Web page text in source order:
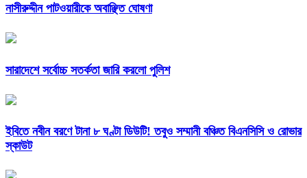
নাসীরুদ্দীন পাটওয়ারীকে অবাঞ্ছিত ঘোষণা
সারাদেশে সর্বোচ্চ সতর্কতা জারি করলো পুলিশ
ইবিতে নবীন বরণে টানা ৮ ঘণ্টা ডিউটি! তবুও সম্মানী বঞ্চিত বিএনসিসি ও রোভার
স্কাউট